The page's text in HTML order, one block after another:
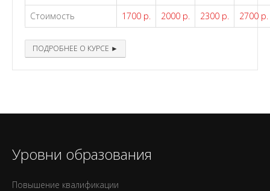
Стоимость
1700 р. 2000 р. 2300 р. 2700 р.
ПОДРОБНЕЕ О КУРСЕ ►
Уровни образования
Повышение квалификации